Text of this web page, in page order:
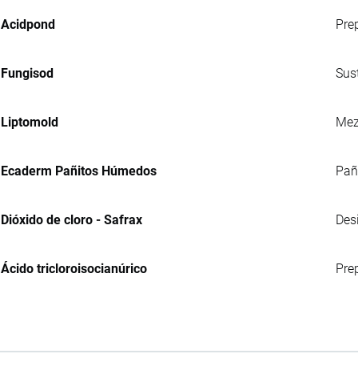
Acidpond
Fungisod
Liptomold
Ecaderm Pañitos Húmedos
Dióxido de cloro - Safrax
Ácido tricloroisocianúrico